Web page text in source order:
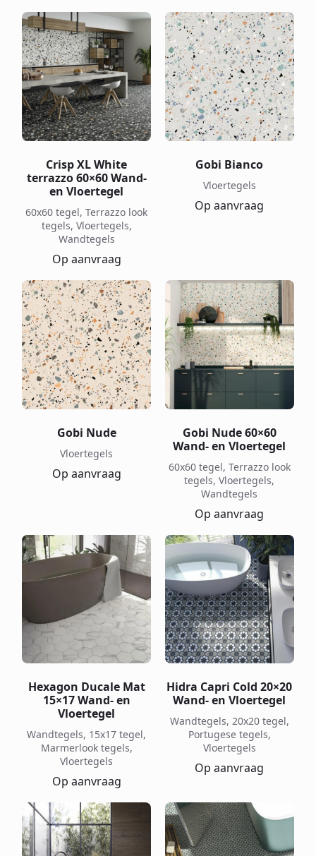
60x60 tegel, Terrazzo look
tegels, Vloertegels,
Wandtegels
Crisp XL White
terrazzo 60×60 Wand-
en Vloertegel
Op aanvraag
Vloertegels
Gobi Bianco
Op aanvraag
Vloertegels
Gobi Nude
Op aanvraag
60x60 tegel, Terrazzo look
tegels, Vloertegels,
Wandtegels
Gobi Nude 60×60
Wand- en Vloertegel
Op aanvraag
Wandtegels, 15x17 tegel,
Marmerlook tegels,
Vloertegels
Hexagon Ducale Mat
15×17 Wand- en
Vloertegel
Op aanvraag
Wandtegels, 20x20 tegel,
Portugese tegels,
Vloertegels
Hidra Capri Cold 20×20
Wand- en Vloertegel
Op aanvraag